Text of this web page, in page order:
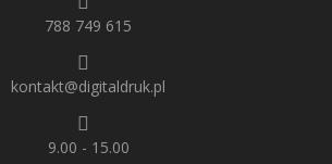
788 749 615
kontakt@digitaldruk.pl
9.00 - 15.00